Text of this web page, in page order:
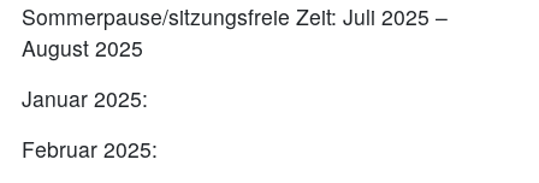
Sommerpause/sitzungsfreie Zeit: Juli 2025 –
August 2025
Januar 2025:
Februar 2025: